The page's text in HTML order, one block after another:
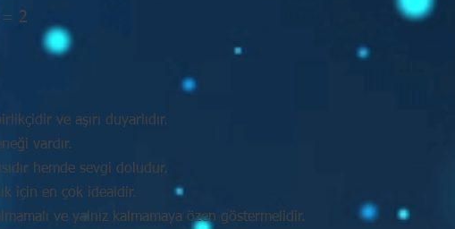
2
ve aşırı duyarlıdır.
vardır.
hemde sevgi doludur.
için en çok idealdir.
ve yalnız kalmamaya özen göstermelidir.